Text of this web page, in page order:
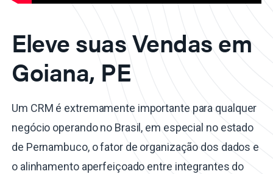
Eleve suas Vendas em
Goiana, PE
Um CRM é extremamente importante para qualquer
negócio operando no Brasil, em especial no estado
de Pernambuco, o fator de organização dos dados e
o alinhamento aperfeiçoado entre integrantes do